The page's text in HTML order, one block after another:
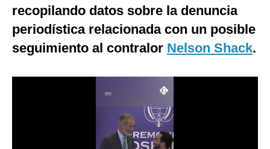
Mundo
EEUU
recopilando datos sobre la denuncia
periodística relacionada con un posible
seguimiento al contralor Nelson Shack.